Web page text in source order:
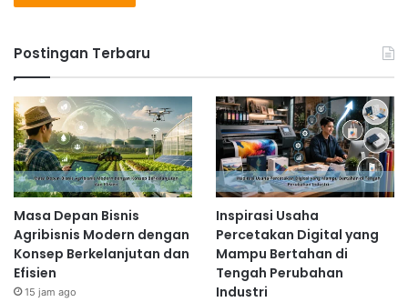
Postingan Terbaru
Masa Depan Bisnis
Agribisnis Modern dengan
Konsep Berkelanjutan dan
Efisien
15 jam ago
Inspirasi Usaha
Percetakan Digital yang
Mampu Bertahan di
Tengah Perubahan
Industri